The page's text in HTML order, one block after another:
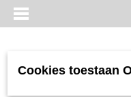
Cookies toestaan